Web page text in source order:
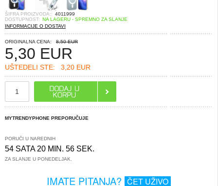
ŠIFRA PROIZVODA:: 4011999
DOSTUPNOST: NA LAGERU - SPREMNO ZA SLANJE
INFORMACIJE O DOSTAVI
ORIGINALNA CENA: 8,50 EUR
5,30 EUR
UŠTEDELI STE: 3,20 EUR
MYTRENDYPHONE PREPORUČUJE
PORUČI U NAREDNIH
54 SATA 20 MIN. 56 SEK.
ZA SLANJE U PONEDELJAK.
IMATE PITANJA? ČET UŽIVO